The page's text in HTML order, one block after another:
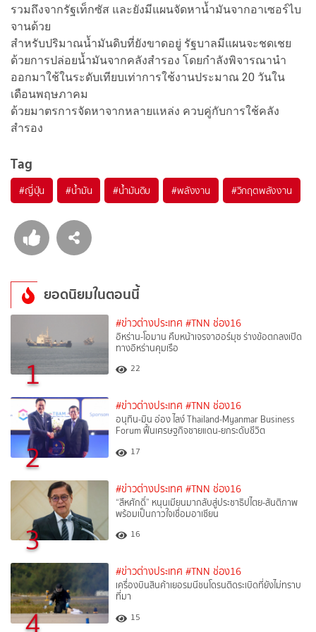
รวมถึงจากรัฐเท็กซัส และยังมีแผนจัดหาน้ำมันจากอาเซอร์ไบ
จานด้วย
สำหรับปริมาณน้ำมันดิบที่ยังขาดอยู่ รัฐบาลมีแผนจะชดเชย
ด้วยการปล่อยน้ำมันจากคลังสำรอง โดยกำลังพิจารณานำ
ออกมาใช้ในระดับเทียบเท่าการใช้งานประมาณ 20 วันใน
เดือนพฤษภาคม
ด้วยมาตรการจัดหาจากหลายแหล่ง ควบคู่กับการใช้คลัง
สำรอง
Tag
#ญี่ปุ่น #น้ำมัน #น้ำมันดิบ #พลังงาน #วิกฤตพลังงาน
ยอดนิยมในตอนนี้
1
#ข่าวต่างประเทศ #TNN ช่อง16
อิหร่าน-โอมาน คืบหน้าเจรจาฮอร์มุซ ร่างข้อตกลงเปิด
ทางอิหร่านคุมเรือ
22
2
#ข่าวต่างประเทศ #TNN ช่อง16
อนุทิน-มิน อ่อง ไลง์ Thailand-Myanmar Business
Forum ฟื้นเศรษฐกิจชายแดน-ยกระดับชีวิต
17
3
#ข่าวต่างประเทศ #TNN ช่อง16
“สีหศักดิ์”​ หนุนเมียนมากลับสู่ประชาธิปไตย-สันติภาพ
พร้อมเป็นกาวใจเชื่อมอาเซียน
16
4
#ข่าวต่างประเทศ #TNN ช่อง16
เครื่องบินสินค้าเยอรมนีชนโดรนติดระเบิดที่ยังไม่ทราบ
ที่มา
15